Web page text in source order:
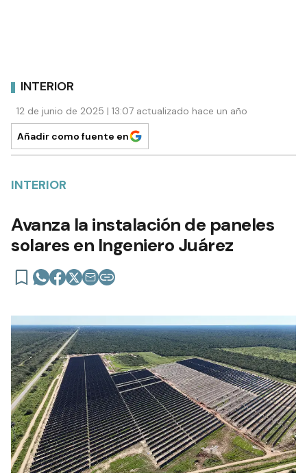
INTERIOR
12 de junio de 2025 | 13:07 actualizado hace un año
Añadir como fuente en
INTERIOR
Avanza la instalación de paneles
solares en Ingeniero Juárez